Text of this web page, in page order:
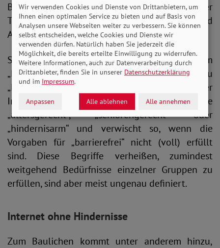
Blindenleitsysteme, Ampeln mit akustischen oder
Tast-Signalen oder zugängliche Terminals und
Automaten.
So wurde zum Beispiel die alte Bau-Norm
„Behindertengerechtes Bauen“ 2009 zu
„Hindernisfreie Bauten“. Dabei wirbt gerade der
Immobilienmarkt oft mit Wörtern wie
„altersgerecht“, „seniorengerecht“ oder
„hindernisarm“ und verwischt so, wenn die
Vorgaben für „barrierefrei“ nicht (voll) erfüllt
sind. Diese Begriffe verheißen, zumindest
weitgehend Bedürfnisse einzelner Gruppen zu
erfüllen, sind aber meist ungenau definiert.
Internet ohne Hindernisse
Zum Baulichen kommt unter anderem hinzu,
Wir verwenden Cookies und Dienste von Drittanbietern, um
Ihnen einen optimalen Service zu bieten und auf Basis von
Analysen unsere Webseiten weiter zu verbessern. Sie können
selbst entscheiden, welche Cookies und Dienste wir
verwenden dürfen. Natürlich haben Sie jederzeit die
Möglichkeit, die bereits erteilte Einwilligung zu widerrufen.
Weitere Informationen, auch zur Datenverarbeitung durch
Drittanbieter, finden Sie in unserer Datenschutzerklärung
und im Impressum.
Anpassen Alle ablehnen Alle annehmen